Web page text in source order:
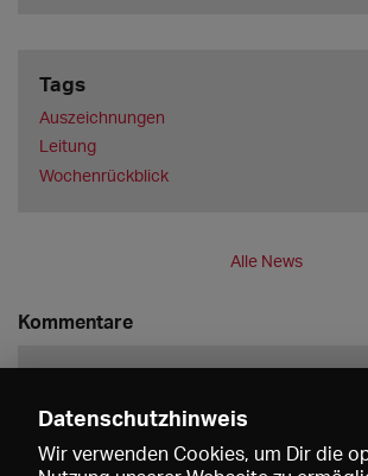
Tags
Auszeichnungen
Leitung
Wochenrückblick
Alle News
Kommentare
Datenschutzhinweis
Wir verwenden Cookies, um Dir die